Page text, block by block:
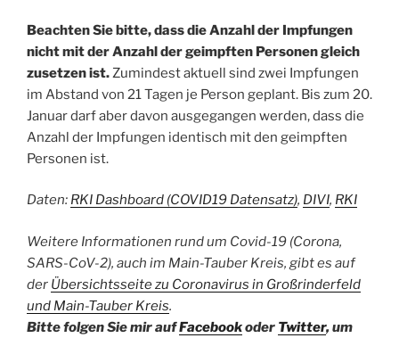
Beachten Sie bitte, dass die Anzahl der Impfungen
nicht mit der Anzahl der geimpften Personen gleich
zusetzen ist. Zumindest aktuell sind zwei Impfungen
im Abstand von 21 Tagen je Person geplant. Bis zum 20.
Januar darf aber davon ausgegangen werden, dass die
Anzahl der Impfungen identisch mit den geimpften
Personen ist.
Daten: RKI Dashboard (COVID19 Datensatz), DIVI, RKI
Weitere Informationen rund um Covid-19 (Corona,
SARS-CoV-2), auch im Main-Tauber Kreis, gibt es auf
der Übersichtsseite zu Coronavirus in Großrinderfeld
und Main-Tauber Kreis.
Bitte folgen Sie mir aufFacebookoder Twitter, um